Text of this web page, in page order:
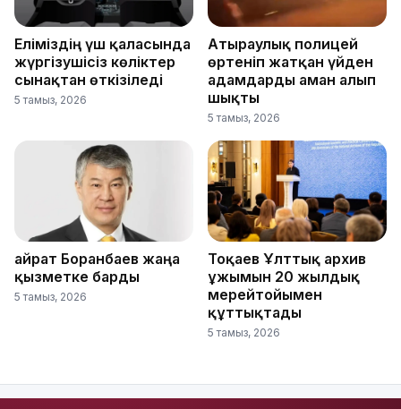
Еліміздің үш қаласында
жүргізушісіз көліктер
сынақтан өткізіледі
5 тамыз, 2026
Атыраулық полицей
өртеніп жатқан үйден
адамдарды аман алып
шықты
5 тамыз, 2026
Қайрат Боранбаев жаңа
қызметке барды
5 тамыз, 2026
Тоқаев Ұлттық архив
ұжымын 20 жылдық
мерейтойымен
құттықтады
5 тамыз, 2026